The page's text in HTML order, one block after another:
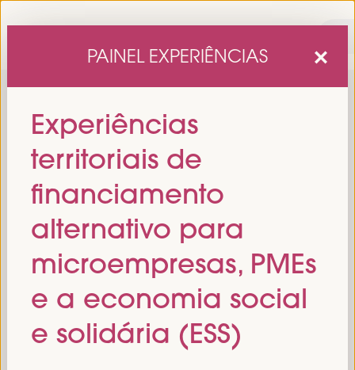
sexta edição do Fórum Mundial para o Desenvolvimento
Económico Localserá realizada de1 a 4 de abril de 2025 em
no Palácio de Congressos e Exposições (FIBES).
Programa
PAINEL EXPERIÊNCIAS
Experiências
territoriais de
financiamento
alternativo para
microempresas, PMEs
e a economia social
e solidária (ESS)